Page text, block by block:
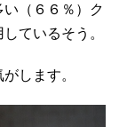
（６６％）ク
ているそう。
します。